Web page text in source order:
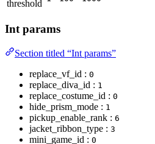
threshold
Int params
Section titled “Int params”
replace_vf_id : 0
replace_diva_id : 1
replace_costume_id : 0
hide_prism_mode : 1
pickup_enable_rank : 6
jacket_ribbon_type : 3
mini_game_id : 0